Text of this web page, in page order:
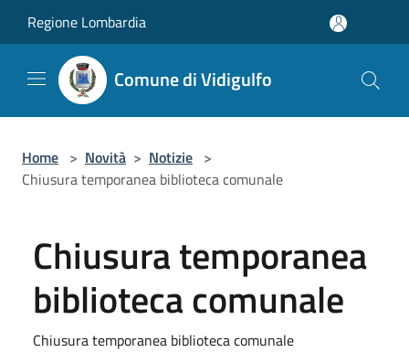
Regione Lombardia
Comune di Vidigulfo
Home > Novità > Notizie >
Chiusura temporanea biblioteca comunale
Chiusura temporanea
biblioteca comunale
Chiusura temporanea biblioteca comunale